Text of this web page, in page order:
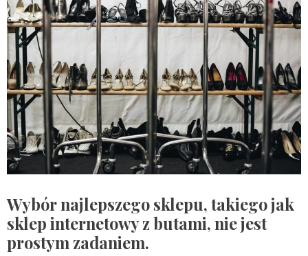
Wybór najlepszego sklepu, takiego jak
sklep internetowy z butami, nie jest
prostym zadaniem.